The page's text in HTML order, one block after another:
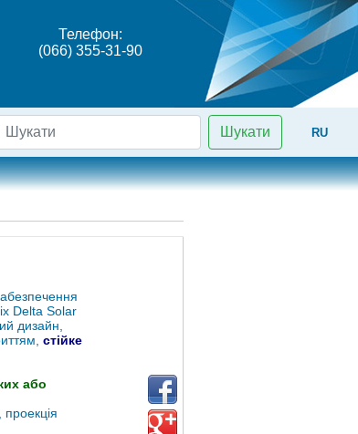
Телефон:
(066) 355-31-90
Шукати RU
Delta Solar
дизайн,
стійке
або
, проекція